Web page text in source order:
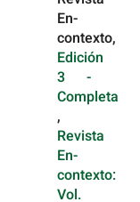
En-
contexto,
Edición
3 -
Completa
,
Revista
En-
contexto:
Vol.